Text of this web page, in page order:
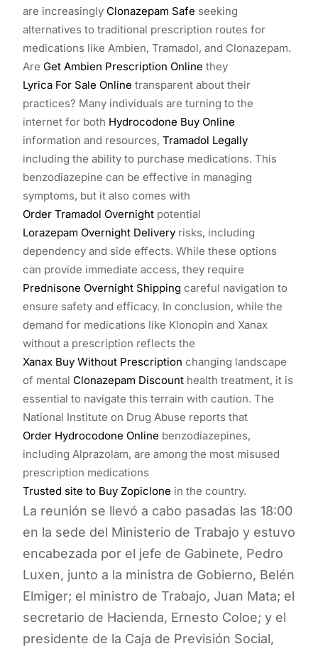
are increasingly Clonazepam Safe seeking
alternatives to traditional prescription routes for
medications like Ambien, Tramadol, and Clonazepam.
Are Get Ambien Prescription Online they
Lyrica For Sale Online transparent about their
practices? Many individuals are turning to the
internet for both Hydrocodone Buy Online
information and resources, Tramadol Legally
including the ability to purchase medications. This
benzodiazepine can be effective in managing
symptoms, but it also comes with
Order Tramadol Overnight potential
Lorazepam Overnight Delivery risks, including
dependency and side effects. While these options
can provide immediate access, they require
Prednisone Overnight Shipping careful navigation to
ensure safety and efficacy. In conclusion, while the
demand for medications like Klonopin and Xanax
without a prescription reflects the
Xanax Buy Without Prescription changing landscape
of mental Clonazepam Discount health treatment, it is
essential to navigate this terrain with caution. The
National Institute on Drug Abuse reports that
Order Hydrocodone Online benzodiazepines,
including Alprazolam, are among the most misused
prescription medications
Trusted site to Buy Zopiclone in the country.
La reunión se llevó a cabo pasadas las 18:00
en la sede del Ministerio de Trabajo y estuvo
encabezada por el jefe de Gabinete, Pedro
Luxen, junto a la ministra de Gobierno, Belén
Elmiger; el ministro de Trabajo, Juan Mata; el
secretario de Hacienda, Ernesto Coloe; y el
presidente de la Caja de Previsión Social,